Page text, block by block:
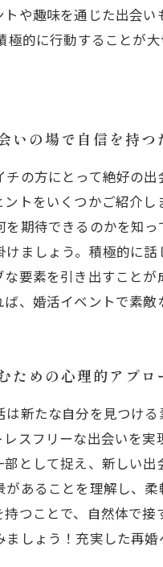
や趣味を通じた出会
極的に行動することが
いの場で自信を持つ
の方にとって絶好の
トをいくつかご紹介
期待できるのかを知
ましょう。積極的に
要素を引き出すこと
、婚活イベントで素敵
ための心理的アプロ
新たな自分を見つけ
スフリーな出会いを
として捉え、新しい
あることを理解し、
つことで、自然体で
しょう！充実した再婚